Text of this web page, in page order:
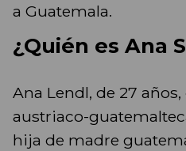
a Guatemala.
¿Quién es Ana
Ana Lendl, de 27
austriaco-
hija de madre